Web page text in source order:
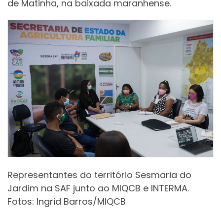
de Matinha, na baixada maranhense.
Representantes do território Sesmaria do
Jardim na SAF junto ao MIQCB e INTERMA.
Fotos: Ingrid Barros/MIQCB